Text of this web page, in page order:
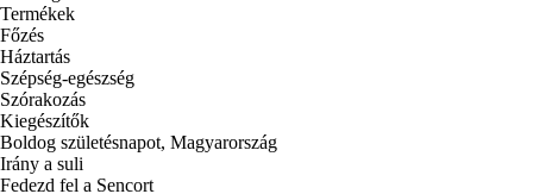
Termékek
Főzés
Háztartás
Szépség-egészség
Szórakozás
Kiegészítők
Boldog születésnapot, Magyarország
Irány a suli
Fedezd fel a Sencort